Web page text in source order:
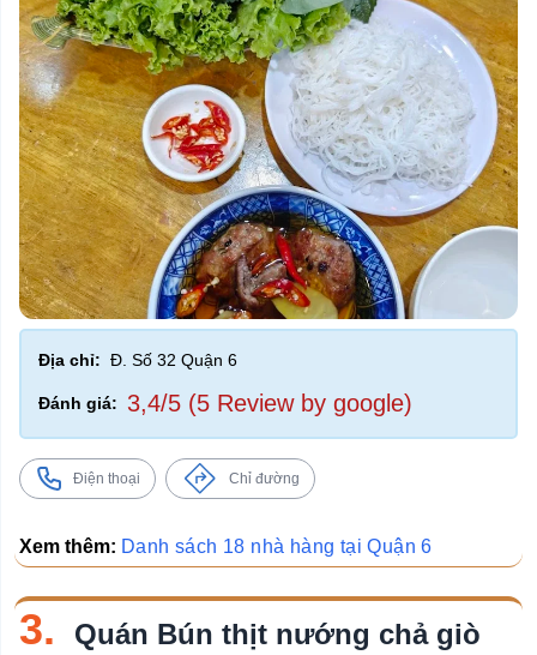
Địa chỉ: Đ. Số 32 Quận 6
Đánh giá: 3,4/5 (5 Review by google)
Điện thoại Chỉ đường
Xem thêm: Danh sách 18 nhà hàng tại Quận 6
3.
Quán Bún thịt nướng chả giò